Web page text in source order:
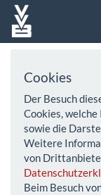
Cookies
Der Besuch
Cookies,
sowie die
Weitere
von
Beim Besuch